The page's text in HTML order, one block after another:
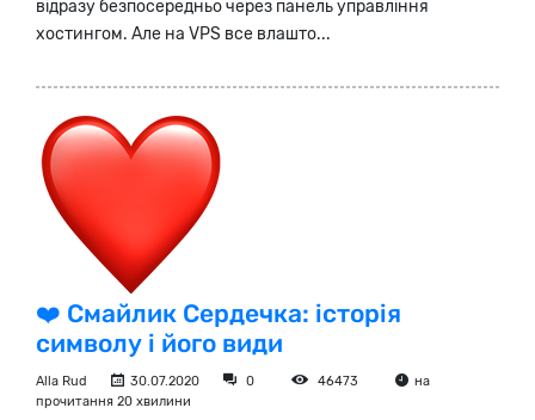
відразу безпосередньо через панель управління
хостингом. Але на VPS все влашто...
❤️️ Смайлик Сердечка: історія
символу і його види
Alla Rud 30.07.2020 0 46473
на
прочитання 20 хвилини